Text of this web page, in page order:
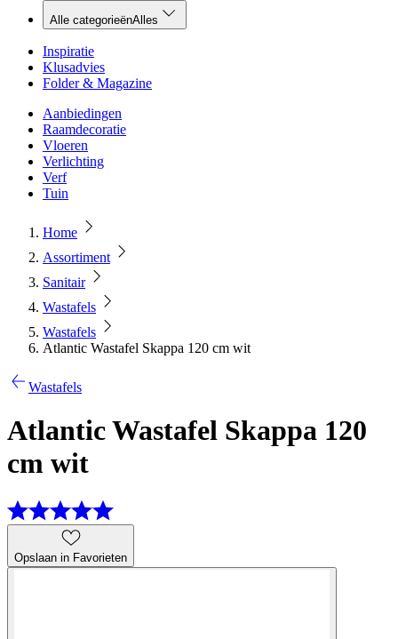
Alle categorieënAlles
Inspiratie
Klusadvies
Folder & Magazine
Aanbiedingen
Raamdecoratie
Vloeren
Verlichting
Verf
Tuin
Home
Assortiment
Sanitair
Wastafels
Wastafels
Atlantic Wastafel Skappa 120 cm wit
Wastafels
Atlantic Wastafel Skappa 120
cm wit
Opslaan in Favorieten